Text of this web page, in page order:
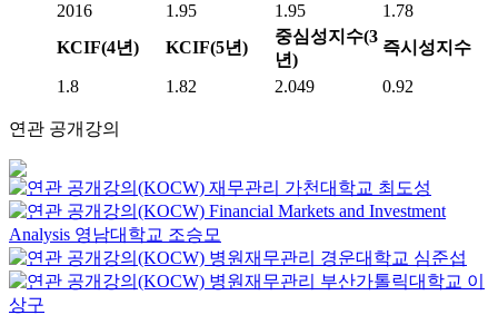
2016 1.95 1.95
1.78
KCIF(4년)
KCIF(5년)
중심성지수(3
년)
즉시성지수
1.8 1.82 2.049 0.92
연관 공개강의
재무관리 가천대학교 최도성
Financial Markets and Investment
Analysis 영남대학교 조승모
병원재무관리 경운대학교 심준섭
병원재무관리 부산가톨릭대학교 이
상구